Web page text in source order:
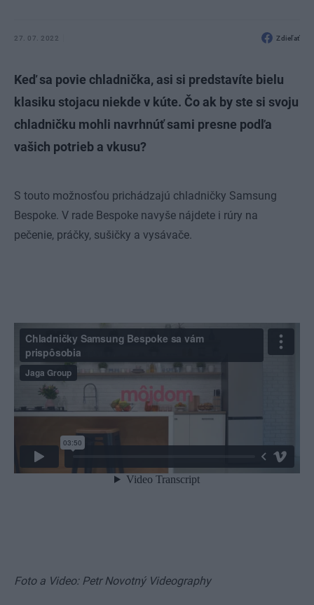
27. 07. 2022 Zdieľať
Keď sa povie chladnička, asi si predstavíte bielu
klasiku stojacu niekde v kúte. Čo ak by ste si svoju
chladničku mohli navrhnúť sami presne podľa
vašich potrieb a vkusu?
S touto možnosťou prichádzajú chladničky Samsung
Bespoke. V rade Bespoke navyše nájdete i rúry na
pečenie, práčky, sušičky a vysávače.
Foto a Video: Petr Novotný Videography